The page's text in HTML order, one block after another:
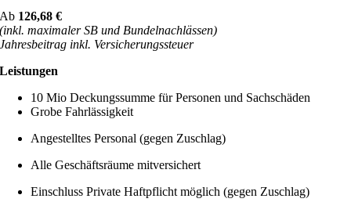
Ab 126,68 €
(inkl. maximaler SB und Bundelnachlässen)
Jahresbeitrag inkl. Versicherungssteuer
Leistungen
10 Mio Deckungssumme für Personen und Sachschäden
Grobe Fahrlässigkeit
Angestelltes Personal (gegen Zuschlag)
Alle Geschäftsräume mitversichert
Einschluss Private Haftpflicht möglich (gegen Zuschlag)